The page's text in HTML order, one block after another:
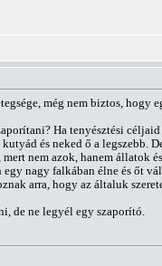
még nem biztos, hogy
Ha tenyésztési
és neked ő a legszebb.
nem azok, hanem állatok
nagy falkában élne és őt
arra, hogy az általuk
de ne legyél egy szaporító.